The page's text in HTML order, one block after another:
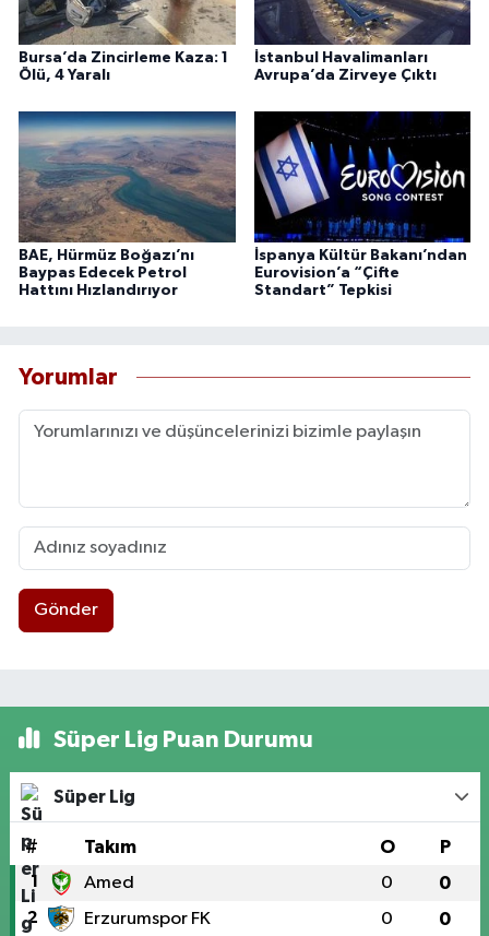
Bursa’da Zincirleme Kaza: 1
Ölü, 4 Yaralı
İstanbul Havalimanları
Avrupa’da Zirveye Çıktı
BAE, Hürmüz Boğazı’nı
Baypas Edecek Petrol
Hattını Hızlandırıyor
İspanya Kültür Bakanı’ndan
Eurovision’a “Çifte
Standart” Tepkisi
Yorumlar
Gönder
Süper Lig Puan Durumu
Süper Lig
# Takım O P
1 Amed 0 0
2 Erzurumspor FK 0 0